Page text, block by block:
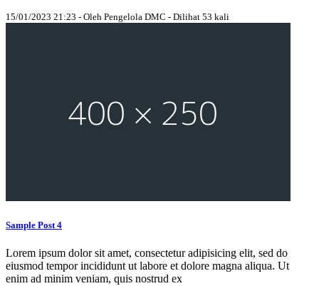
15/01/2023 21:23 - Oleh Pengelola DMC - Dilihat 53 kali
Sample Post 4
Lorem ipsum dolor sit amet, consectetur adipisicing elit, sed do
eiusmod tempor incididunt ut labore et dolore magna aliqua. Ut
enim ad minim veniam, quis nostrud ex